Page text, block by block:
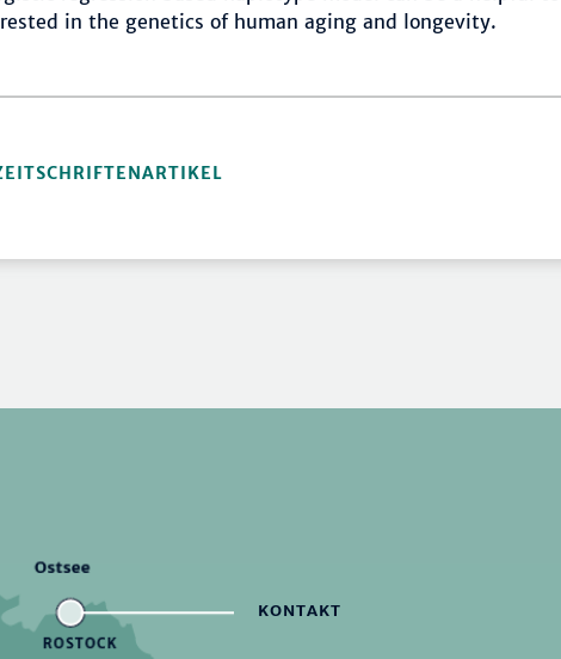
in the genetics of human aging and longevity.
KONTAKT